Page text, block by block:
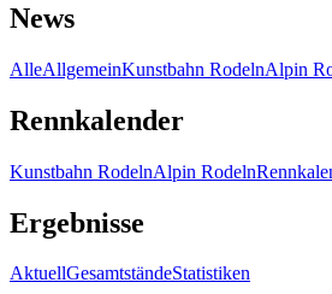
News
AlleAllgemeinKunstbahn RodelnAlpin
Rennkalender
Kunstbahn RodelnAlpin Rodeln
Ergebnisse
AktuellGesamtständeStatistiken